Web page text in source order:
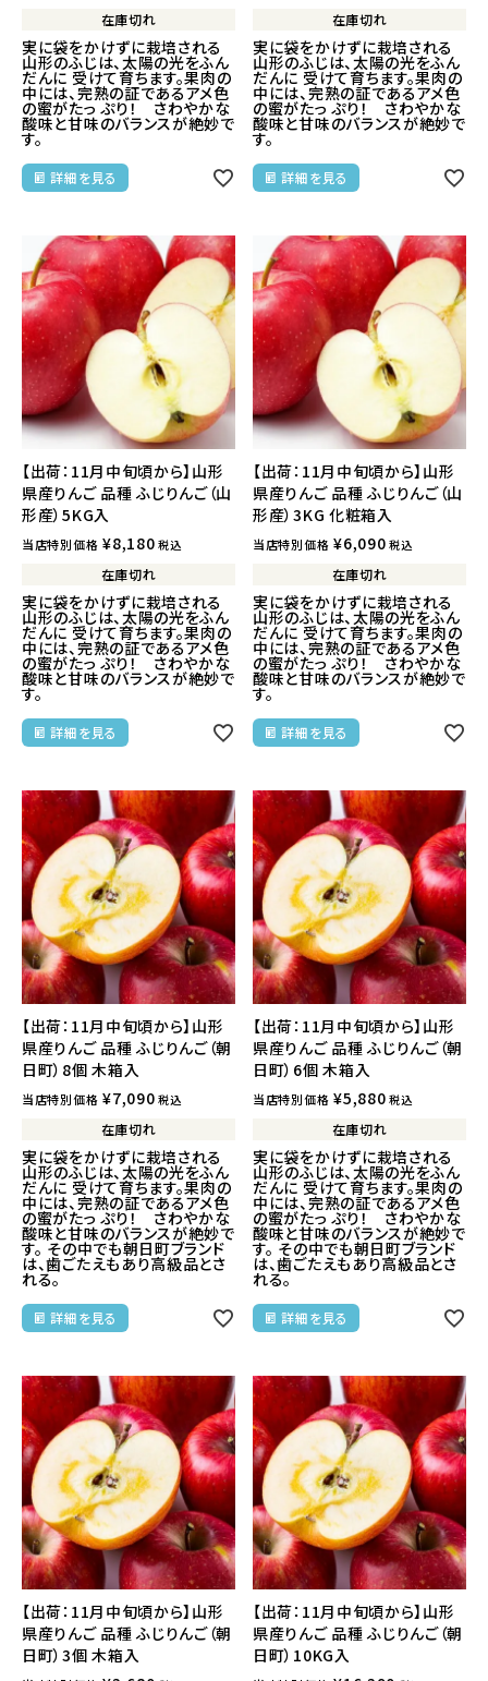
在庫切れ
実に袋をかけずに栽培される
山形のふじは、太陽の光をふん
だんに 受けて育ちます。果肉の
中には、完熟の証であるアメ色
の蜜がたっ ぷり！ さわやかな
酸味と甘味のバランスが絶妙で
す。
詳細を見る
在庫切れ
実に袋をかけずに栽培される
山形のふじは、太陽の光をふん
だんに 受けて育ちます。果肉の
中には、完熟の証であるアメ色
の蜜がたっ ぷり！ さわやかな
酸味と甘味のバランスが絶妙で
す。
詳細を見る
【出荷：11月中旬頃から】山形
県産りんご 品種 ふじりんご（山
形産）5KG入
当店特別価格 ¥8,180 税込
在庫切れ
実に袋をかけずに栽培される
山形のふじは、太陽の光をふん
だんに 受けて育ちます。果肉の
中には、完熟の証であるアメ色
の蜜がたっ ぷり！ さわやかな
酸味と甘味のバランスが絶妙で
す。
詳細を見る
【出荷：11月中旬頃から】山形
県産りんご 品種 ふじりんご（山
形産）3KG 化粧箱入
当店特別価格 ¥6,090 税込
在庫切れ
実に袋をかけずに栽培される
山形のふじは、太陽の光をふん
だんに 受けて育ちます。果肉の
中には、完熟の証であるアメ色
の蜜がたっ ぷり！ さわやかな
酸味と甘味のバランスが絶妙で
す。
詳細を見る
【出荷：11月中旬頃から】山形
県産りんご 品種 ふじりんご（朝
日町）8個 木箱入
当店特別価格 ¥7,090 税込
在庫切れ
実に袋をかけずに栽培される
山形のふじは、太陽の光をふん
だんに 受けて育ちます。果肉の
中には、完熟の証であるアメ色
の蜜がたっ ぷり！ さわやかな
酸味と甘味のバランスが絶妙で
す。 その中でも朝日町ブランド
は、歯ごたえもあり高級品とさ
れる。
詳細を見る
【出荷：11月中旬頃から】山形
県産りんご 品種 ふじりんご（朝
日町）6個 木箱入
当店特別価格 ¥5,880 税込
在庫切れ
実に袋をかけずに栽培される
山形のふじは、太陽の光をふん
だんに 受けて育ちます。果肉の
中には、完熟の証であるアメ色
の蜜がたっ ぷり！ さわやかな
酸味と甘味のバランスが絶妙で
す。 その中でも朝日町ブランド
は、歯ごたえもあり高級品とさ
れる。
詳細を見る
【出荷：11月中旬頃から】山形
県産りんご 品種 ふじりんご（朝
日町）3個 木箱入
【出荷：11月中旬頃から】山形
県産りんご 品種 ふじりんご（朝
日町）10KG入